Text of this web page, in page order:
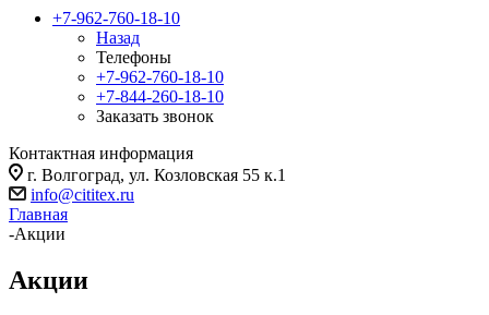
+7-962-760-18-10
Назад
Телефоны
+7-962-760-18-10
+7-844-260-18-10
Заказать звонок
Контактная информация
г. Волгоград, ул. Козловская 55 к.1
info@cititex.ru
Главная
-Акции
Акции